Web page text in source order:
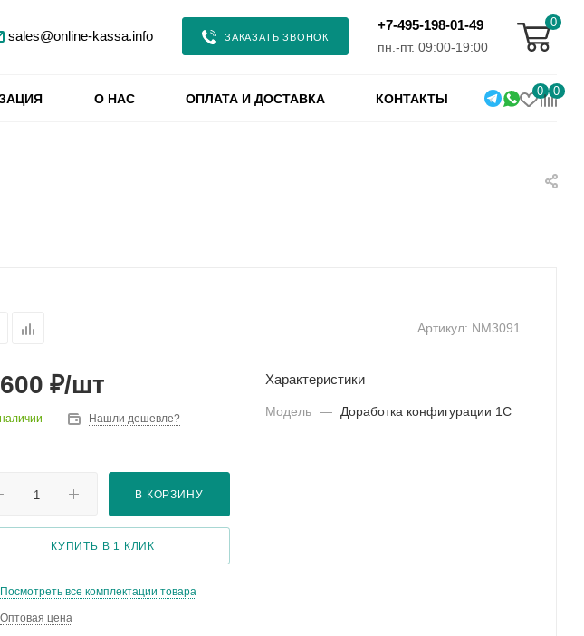
sales@online-kassa.info ЗАКАЗАТЬ ЗВОНОК
+7-495-198-01-49
пн.-пт. 09:00-19:00
0
О НАС ОПЛАТА И ДОСТАВКА КОНТАКТЫ
0 0
Артикул: NM3091
₽/шт
Нашли дешевле?
В КОРЗИНУ
КУПИТЬ В 1 КЛИК
Посмотреть все комплектации товара
Оптовая цена
Характеристики
Модель — Доработка конфигурации 1С